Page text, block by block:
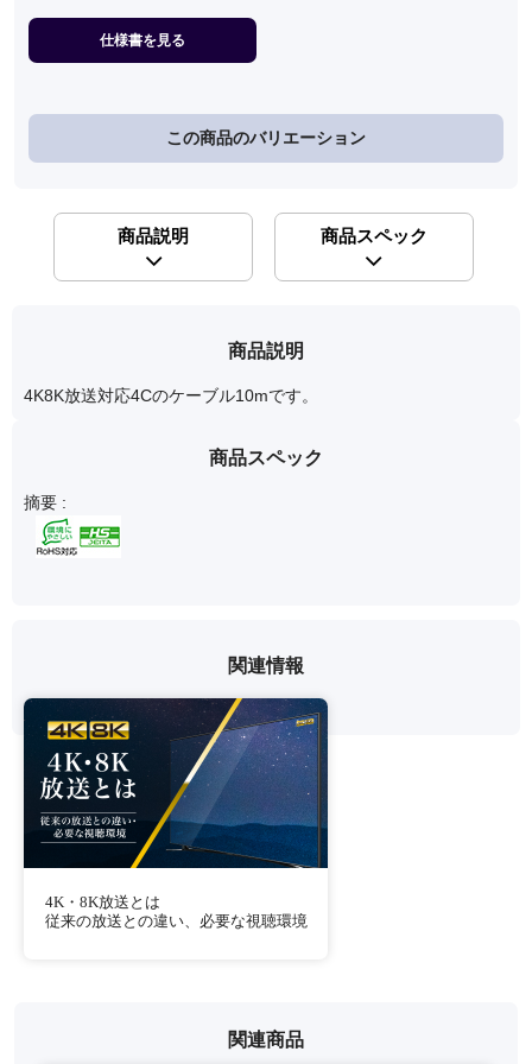
仕様書を見る
この商品のバリエーション
商品説明 商品スペック
商品説明
4K8K放送対応4Cのケーブル10mです。
商品スペック
摘要 :
関連情報
4K・8K放送とは
従来の放送との違い、必要な視聴環境
関連商品